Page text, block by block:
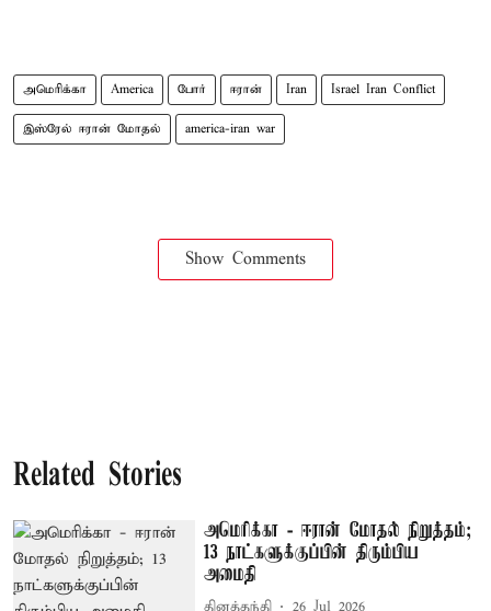
அமெரிக்கா America போர் ஈரான் Iran Israel Iran Conflict
இஸ்ரேல் ஈரான் மோதல் america-iran war
Show Comments
Related Stories
அமெரிக்கா - ஈரான் மோதல் நிறுத்தம்;
13 நாட்களுக்குப்பின் திரும்பிய
அமைதி
தினத்தந்தி 26 Jul 2026